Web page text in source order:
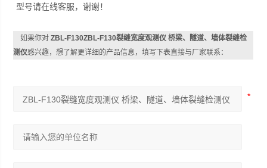
型号请在线客服，谢谢！
如果你对ZBL-F130ZBL-F130裂缝宽度观测仪 桥梁、隧道、墙体裂缝检
测仪感兴趣，想了解更详细的产品信息，填写下表直接与厂家联系：